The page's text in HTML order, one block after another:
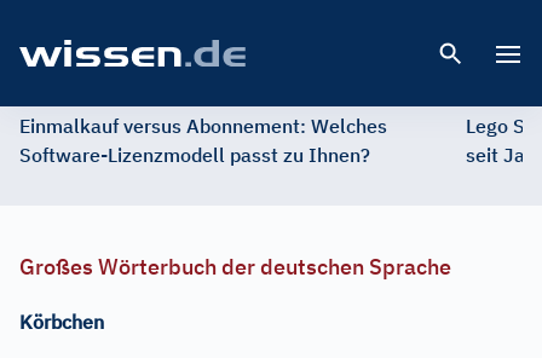
Einmalkauf versus Abonnement: Welches
Software-Lizenzmodell passt zu Ihnen?
Lego
seit
Großes Wörterbuch der deutschen Sprache
Körbchen